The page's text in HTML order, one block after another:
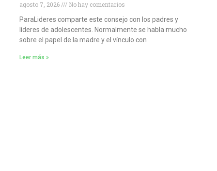
agosto 7, 2026
No hay comentarios
ParaLideres comparte este consejo con los padres y
líderes de adolescentes. Normalmente se habla mucho
sobre el papel de la madre y el vínculo con
Leer más »